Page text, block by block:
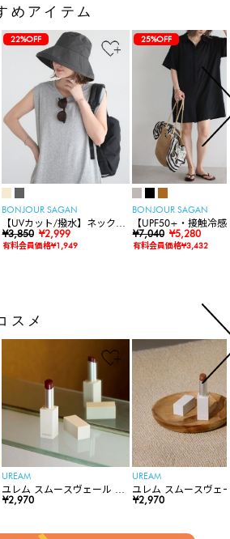
めアイテム
22%OFF
BONJOUR SAGAN
【UVカット/撥水】ネックカ
バー付きワイドリムハット
¥3,850 ¥2,999
有料会員価格¥1,949
25%OFF
BONJOUR SAGAN
【UPF50+・接触冷感
水】【水陸両用】ラ
ードロンパース
¥7,040 ¥5,280
有料会員価格¥3,432
スメ
UREAM
ユレム スムースヴェール リ
ップスティック
¥2,970
UREAM
ユレム スムースヴェ
ップスティック
¥2,970